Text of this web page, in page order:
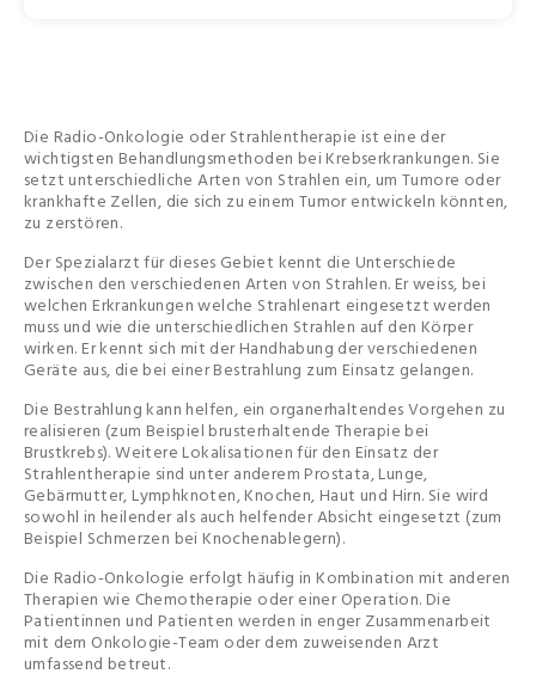
Die Radio-Onkologie oder Strahlentherapie ist eine der
wichtigsten Behandlungsmethoden bei Krebserkrankungen. Sie
setzt unterschiedliche Arten von Strahlen ein, um Tumore oder
krankhafte Zellen, die sich zu einem Tumor entwickeln könnten,
zu zerstören.
Der Spezialarzt für dieses Gebiet kennt die Unterschiede
zwischen den verschiedenen Arten von Strahlen. Er weiss, bei
welchen Erkrankungen welche Strahlenart eingesetzt werden
muss und wie die unterschiedlichen Strahlen auf den Körper
wirken. Er kennt sich mit der Handhabung der verschiedenen
Geräte aus, die bei einer Bestrahlung zum Einsatz gelangen.
Die Bestrahlung kann helfen, ein organerhaltendes Vorgehen zu
realisieren (zum Beispiel brusterhaltende Therapie bei
Brustkrebs). Weitere Lokalisationen für den Einsatz der
Strahlentherapie sind unter anderem Prostata, Lunge,
Gebärmutter, Lymphknoten, Knochen, Haut und Hirn. Sie wird
sowohl in heilender als auch helfender Absicht eingesetzt (zum
Beispiel Schmerzen bei Knochenablegern).
Die Radio-Onkologie erfolgt häufig in Kombination mit anderen
Therapien wie Chemotherapie oder einer Operation. Die
Patientinnen und Patienten werden in enger Zusammenarbeit
mit dem Onkologie-Team oder dem zuweisenden Arzt
umfassend betreut.